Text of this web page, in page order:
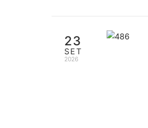
23
SET
2026